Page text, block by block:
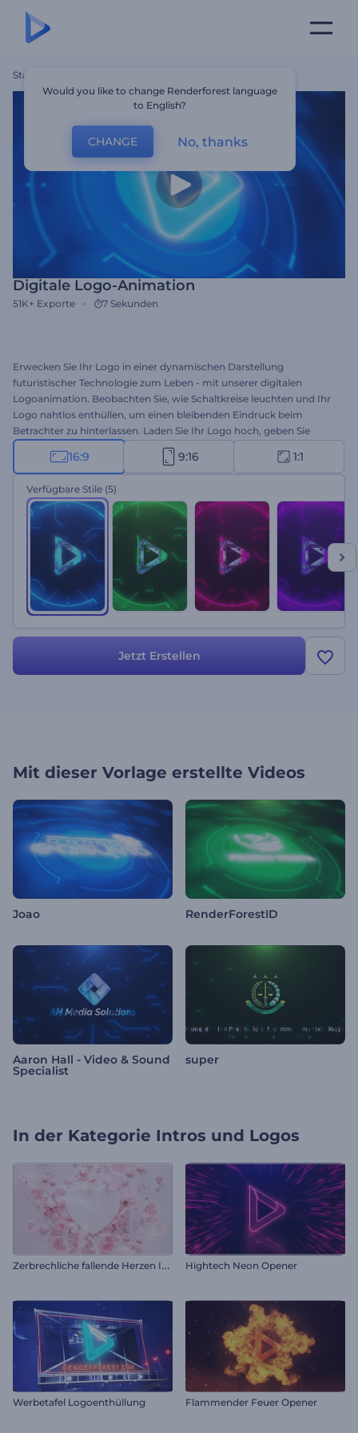
Startseite
Digitale Logo-Animation
51K+ Exporte 7 Sekunden
Erwecken Sie Ihr Logo in einer dynamischen Darstellung
futuristischer Technologie zum Leben - mit unserer digitalen
Logoanimation. Beobachten Sie, wie Schaltkreise leuchten und Ihr
Logo nahtlos enthüllen, um einen bleibenden Eindruck beim
Betrachter zu hinterlassen. Laden Sie Ihr Logo hoch, geben Sie
Ihren Slogan ein und wählen Sie einen Audiotrack, der zu Ihrer
Markenpersönlichkeit passt. Perfekt für technische
Produktwerbung, Firmenpräsentationen, Filmprojekte und vieles
mehr. Erstellen Sie jetzt und hinterlassen Sie Ihr Zeichen in der
digitalen Welt!
16:9 9:16 1:1
Verfügbare Stile (5)
Jetzt Erstellen
Mit dieser Vorlage erstellte Videos
Joao RenderForestID
Aaron Hall - Video & Sound
Specialist
super
In der Kategorie Intros und Logos
Z
erbrechliche fallende Herzen Intro Hightech Neon Opener
Werbetafel Logoenthüllung Flammender Feuer Opener
Would you like to change Renderforest language
to English?
CHANGE No, thanks